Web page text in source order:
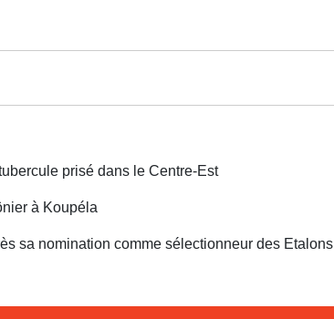
prisé dans le Centre-Est
à Koupéla
sa nomination comme sélectionneur des Etalons